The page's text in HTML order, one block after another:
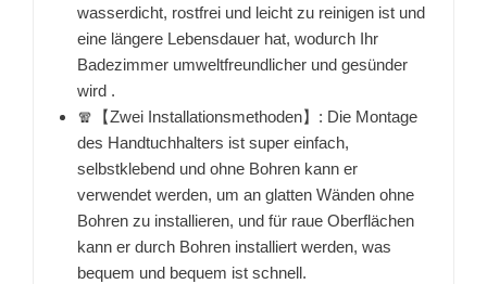
wasserdicht, rostfrei und leicht zu reinigen ist und
eine längere Lebensdauer hat, wodurch Ihr
Badezimmer umweltfreundlicher und gesünder
wird .
🧣【Zwei Installationsmethoden】: Die Montage
des Handtuchhalters ist super einfach,
selbstklebend und ohne Bohren kann er
verwendet werden, um an glatten Wänden ohne
Bohren zu installieren, und für raue Oberflächen
kann er durch Bohren installiert werden, was
bequem und bequem ist schnell.